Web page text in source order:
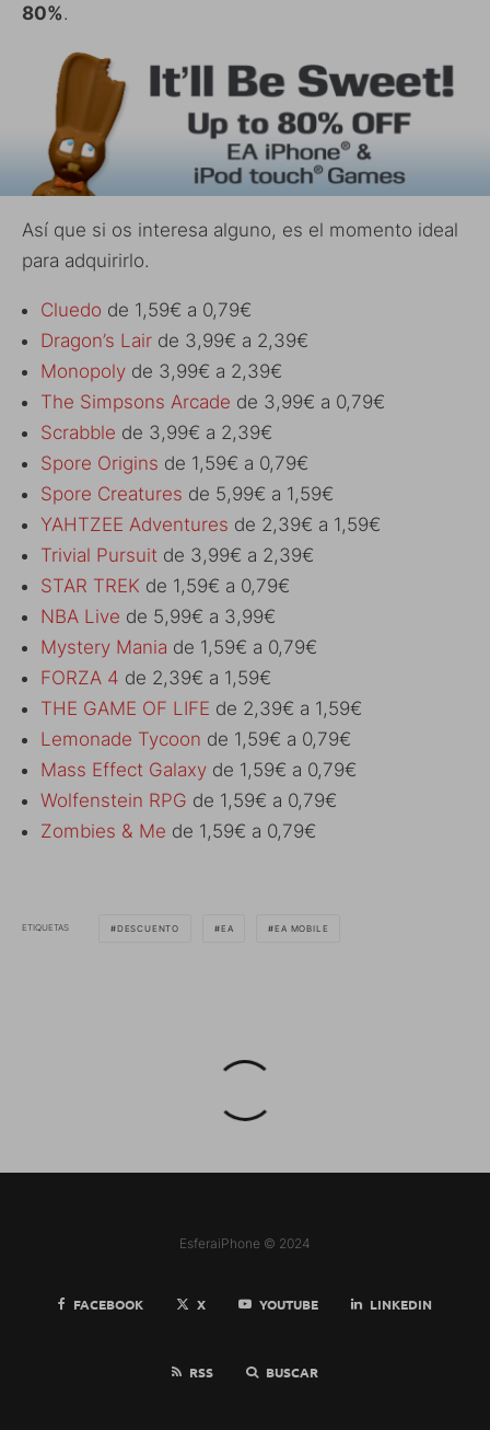
80%.
Así que si os interesa alguno, es el momento ideal
para adquirirlo.
Cluedo de 1,59€ a 0,79€
Dragon’s Lair de 3,99€ a 2,39€
Monopoly de 3,99€ a 2,39€
The Simpsons Arcade de 3,99€ a 0,79€
Scrabble de 3,99€ a 2,39€
Spore Origins de 1,59€ a 0,79€
Spore Creatures de 5,99€ a 1,59€
YAHTZEE Adventures de 2,39€ a 1,59€
Trivial Pursuit de 3,99€ a 2,39€
STAR TREK de 1,59€ a 0,79€
NBA Live de 5,99€ a 3,99€
Mystery Mania de 1,59€ a 0,79€
FORZA 4 de 2,39€ a 1,59€
THE GAME OF LIFE de 2,39€ a 1,59€
Lemonade Tycoon de 1,59€ a 0,79€
Mass Effect Galaxy de 1,59€ a 0,79€
Wolfenstein RPG de 1,59€ a 0,79€
Zombies & Me de 1,59€ a 0,79€
ETIQUETAS DESCUENTO EA EA MOBILE
EsferaiPhone © 2024
FACEBOOK X YOUTUBE LINKEDIN
RSS BUSCAR